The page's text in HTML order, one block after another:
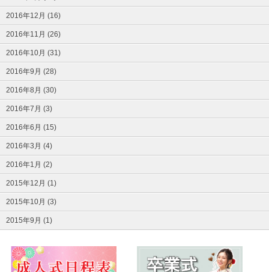
2016年12月 (16)
2016年11月 (26)
2016年10月 (31)
2016年9月 (28)
2016年8月 (30)
2016年7月 (3)
2016年6月 (15)
2016年3月 (4)
2016年1月 (2)
2015年12月 (1)
2015年10月 (3)
2015年9月 (1)